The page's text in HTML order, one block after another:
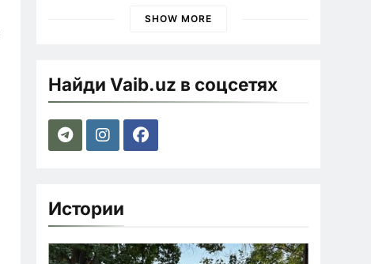
SHOW MORE
Найди Vaib.uz в соцсетях
Истории